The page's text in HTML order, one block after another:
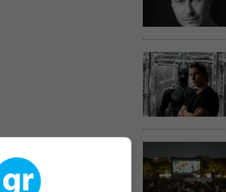
πολιτείες»